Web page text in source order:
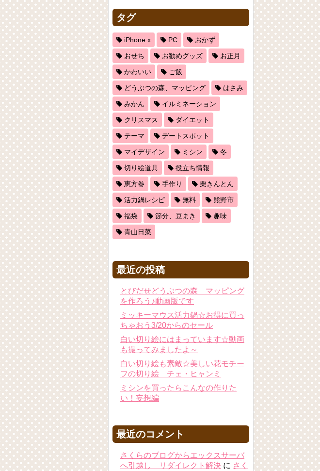
タグ
iPhone x PC おかず
おせち お勧めグッズ お正月
かわいい ご飯
どうぶつの森、マッピング はさみ
みかん イルミネーション
クリスマス ダイエット
テーマ デートスポット
マイデザイン ミシン 冬
切り絵道具 役立ち情報
恵方巻 手作り 栗きんとん
活力鍋レシピ 無料 熊野市
福袋 節分、豆まき 趣味
青山日菜
最近の投稿
とびだせどうぶつの森 マッピング
を作ろう♪動画版です
ミッキーマウス活力鍋☆お得に買っ
ちゃおう3/20からのセール
白い切り絵にはまっています☆動画
も撮ってみましたよ～
白い切り絵も素敵☆美しい花モチー
フの切り絵 チェ・ヒャンミ
ミシンを買ったらこんなの作りた
い！妄想編
最近のコメント
さくらのブログからエックスサーバ
へ引越し リダイレクト解決 に さく